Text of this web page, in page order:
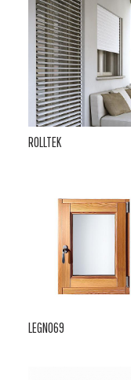
ROLLTEK
LEGNO69